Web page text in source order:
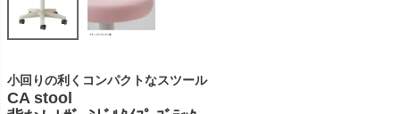
小回りの利くコンパクトなスツール
CA stool